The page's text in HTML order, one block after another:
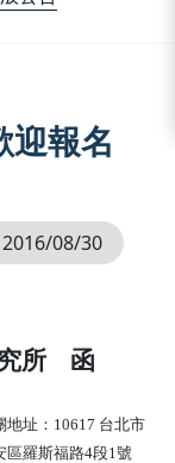
迎報名
2016/08/30
所 函
地址： 10617 台北市
區羅斯福路4段1號